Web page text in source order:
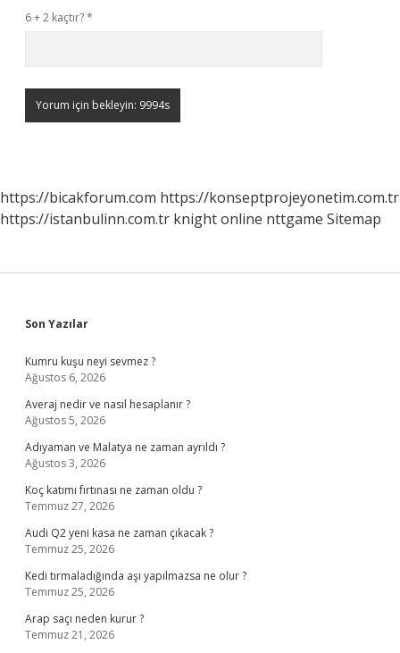
6 + 2 kaçtır?*
https://bicakforum.com https://konseptprojeyonetim.com.tr
https://istanbulinn.com.tr knight online nttgame Sitemap
Sidebar
Son Yazılar
Kumru kuşu neyi sevmez ?
Ağustos 6, 2026
Averaj nedir ve nasıl hesaplanır ?
Ağustos 5, 2026
Adıyaman ve Malatya ne zaman ayrıldı ?
Ağustos 3, 2026
Koç katımı fırtınası ne zaman oldu ?
Temmuz 27, 2026
Audi Q2 yeni kasa ne zaman çıkacak ?
Temmuz 25, 2026
Kedi tırmaladığında aşı yapılmazsa ne olur ?
Temmuz 25, 2026
Arap saçı neden kurur ?
Temmuz 21, 2026